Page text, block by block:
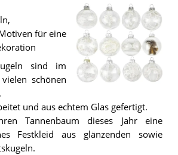
My-
goodbuy24
12er
Set
Luxus
für eine
sind im
schönen
und aus echtem Glas gefertigt.
Tannenbaum dieses Jahr eine
Festkleid aus glänzenden sowie